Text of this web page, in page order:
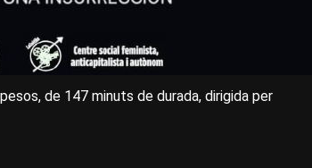
de 147 minuts de durada, dirigida per